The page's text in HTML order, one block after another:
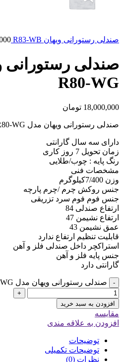
صندلی رستورانی ویهان R83-WB
صندلی رستورانی
R80-WG
18,000,000 تومان
صندلی رستورانی ویهان مدل R80-WG
دارای سه سال گارانتی
زمان تحویل 7 روز کاری
رنگ پایه : چوب/طلایی
مشخصات فنی
وزن 7/400کیلوگرم
جنس روکش چرم /چرم پارچه
جنس فوم فوم سرد تزریقی
ارتفاع صندلی 84
ارتفاع نشیمن 47
عمق نشیمن 43
قابلیت تنظیم ارتفاع ندارد
استراکچر داخل صندلی فلز و آهن
جنس پایه فلز و آهن
گارانتی دارد
- صندلی رستورانی ویهان مدل R80-WG عدد
+
افزودن به سبد خرید
مقایسه
افزودن به علاقه مندی
توضیحات
توضیحات تکمیلی
نظرات (0)